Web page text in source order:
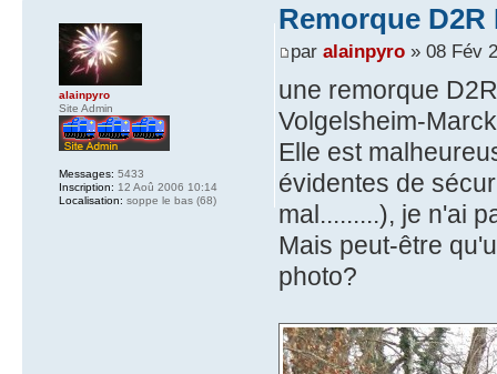
Remorque
par alainpyro» 08 Fév
une remorque
Volgelsheim-
Elle est
évidentes de
mal.........), je n'ai
Mais peut-être
photo?
alainpyro
Site Admin
Messages: 5433
Inscription: 12 Aoû 2006 10:14
Localisation: soppe le bas (68)